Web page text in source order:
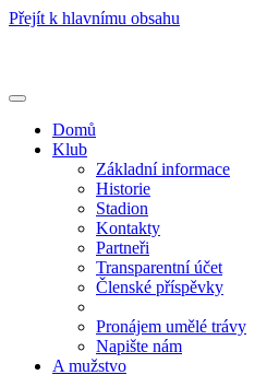
Přejít k hlavnímu obsahu
Toggle
navigationDomů
Klub
Základní informace
Historie
Stadion
Kontakty
Partneři
Transparentní účet
Členské příspěvky
Pronájem umělé trávy
Napište nám
A mužstvo